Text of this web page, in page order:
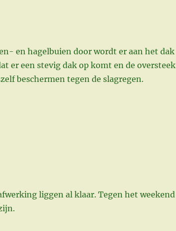
en hagelbuien door wordt er aan het dak
er een stevig dak op komt en de oversteek
beschermen tegen de slagregen.
liggen al klaar. Tegen het weekend